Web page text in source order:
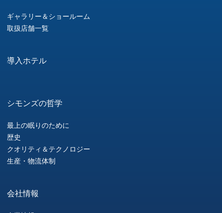
ギャラリー＆ショールーム
取扱店舗一覧
導入ホテル
シモンズの哲学
最上の眠りのために
歴史
クオリティ＆テクノロジー
生産・物流体制
会社情報